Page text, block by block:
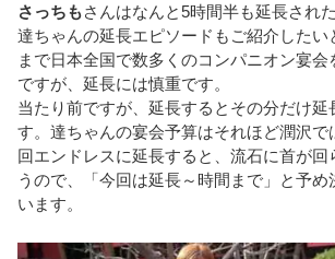
さっちもさんはなんと5時間半も延長され
達ちゃんの延長エピソードもご紹介したい
まで日本全国で数多くのコンパニオン宴会
ですが、延長には慎重です。
当たり前ですが、延長するとその分だけ延
す。達ちゃんの宴会予算はそれほど潤沢で
回エンドレスに延長すると、流石に首が回
うので、「今回は延長～時間まで」と予め
います。